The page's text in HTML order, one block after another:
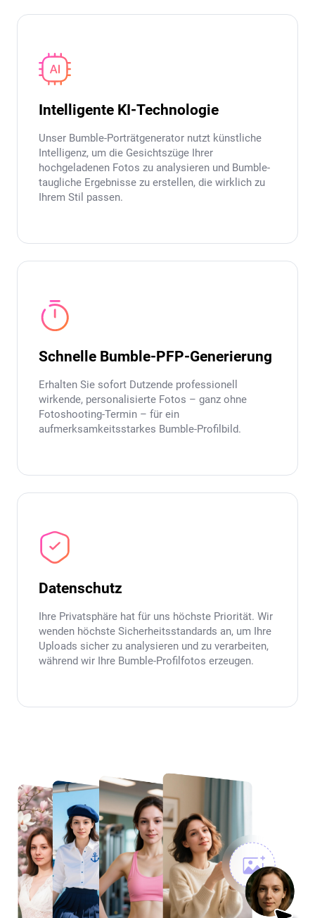
Intelligente KI-Technologie
Unser Bumble-Porträtgenerator nutzt künstliche
Intelligenz, um die Gesichtszüge Ihrer
hochgeladenen Fotos zu analysieren und Bumble-
taugliche Ergebnisse zu erstellen, die wirklich zu
Ihrem Stil passen.
Schnelle Bumble-PFP-Generierung
Erhalten Sie sofort Dutzende professionell
wirkende, personalisierte Fotos – ganz ohne
Fotoshooting-Termin – für ein
aufmerksamkeitsstarkes Bumble-Profilbild.
Datenschutz
Ihre Privatsphäre hat für uns höchste Priorität. Wir
wenden höchste Sicherheitsstandards an, um Ihre
Uploads sicher zu analysieren und zu verarbeiten,
während wir Ihre Bumble-Profilfotos erzeugen.